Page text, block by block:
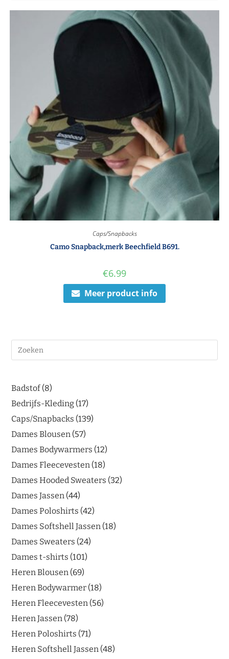
Caps/Snapbacks
Camo Snapback,merk Beechfield B691.
€6.99
Meer product info
Badstof 8
Bedrijfs-Kleding 17
Caps/Snapbacks 139
Dames Blousen 57
Dames Bodywarmers 12
Dames Fleecevesten 18
Dames Hooded Sweaters 32
Dames Jassen 44
Dames Poloshirts 42
Dames Softshell Jassen 18
Dames Sweaters 24
Dames t-shirts 101
Heren Blousen 69
Heren Bodywarmer 18
Heren Fleecevesten 56
Heren Jassen 78
Heren Poloshirts 71
Heren Softshell Jassen 48